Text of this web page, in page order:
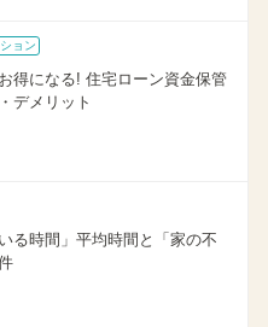
ョン
得になる! 住宅ローン資金保管
デメリット
る時間」平均時間と「家の不